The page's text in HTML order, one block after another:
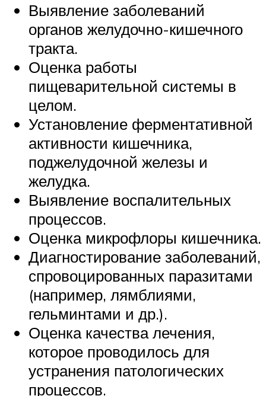
Выявление заболеваний
органов желудочно-кишечного
тракта.
Оценка работы
пищеварительной системы в
целом.
Установление ферментативной
активности кишечника,
поджелудочной железы и
желудка.
Выявление воспалительных
процессов.
Оценка микрофлоры кишечника.
Диагностирование заболеваний,
спровоцированных паразитами
(например, лямблиями,
гельминтами и др.).
Оценка качества лечения,
которое проводилось для
устранения патологических
процессов.